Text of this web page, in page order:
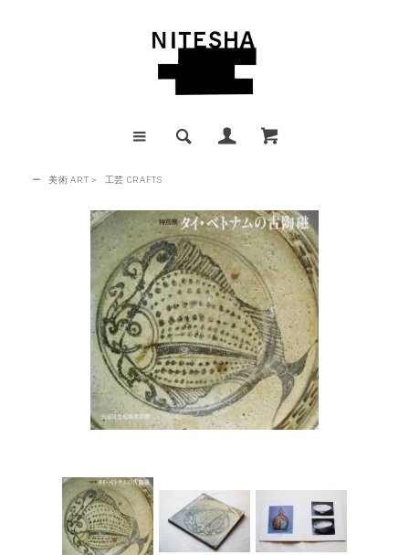
ー 美術 ART > 工芸 CRAFTS